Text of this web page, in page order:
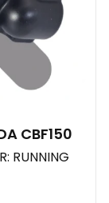
CBF150
RUNNING